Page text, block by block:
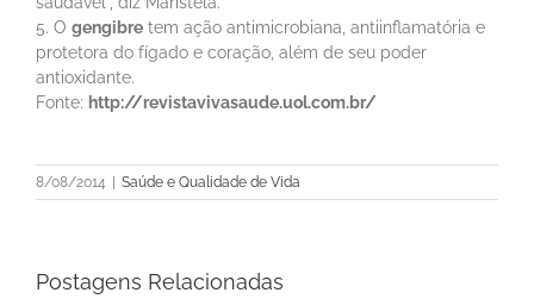
5. O gengibre tem ação antimicrobiana, antiinflamatória e
protetora do fígado e coração, além de seu poder
antioxidante.
Fonte: http://revistavivasaude.uol.com.br/
8/08/2014 Saúde e Qualidade de Vida
Postagens Relacionadas